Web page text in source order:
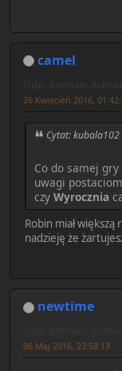
camel
26 Kwiecień 2016,
Cytat:
Co do samej
uwagi
czy Wyrocznia
Robin miał
nadzieję że
newtime
06 Maj 2016, 23:58:13